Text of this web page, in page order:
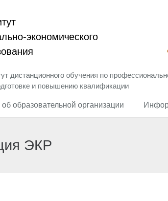
экономического
дистанционного обучения по
и повышению квалификации
образовательной организации
ЭКР